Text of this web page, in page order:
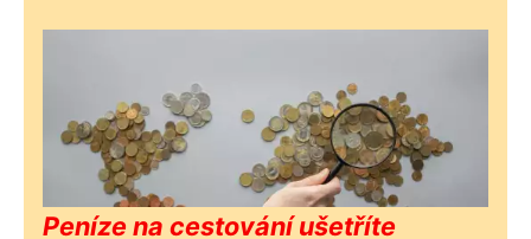
Peníze na cestování ušetříte